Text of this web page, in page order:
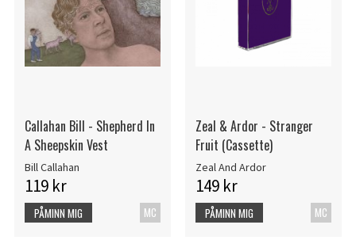
Callahan Bill - Shepherd In
A Sheepskin Vest
Bill Callahan
119 kr
MC
PÅMINN MIG
Zeal & Ardor - Stranger
Fruit (Cassette)
Zeal And Ardor
149 kr
MC
PÅMINN MIG